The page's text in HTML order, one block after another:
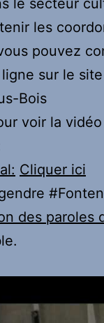
les
pouvez
ligne sur le
Bois
voir la
Cliquer ici
des paroles